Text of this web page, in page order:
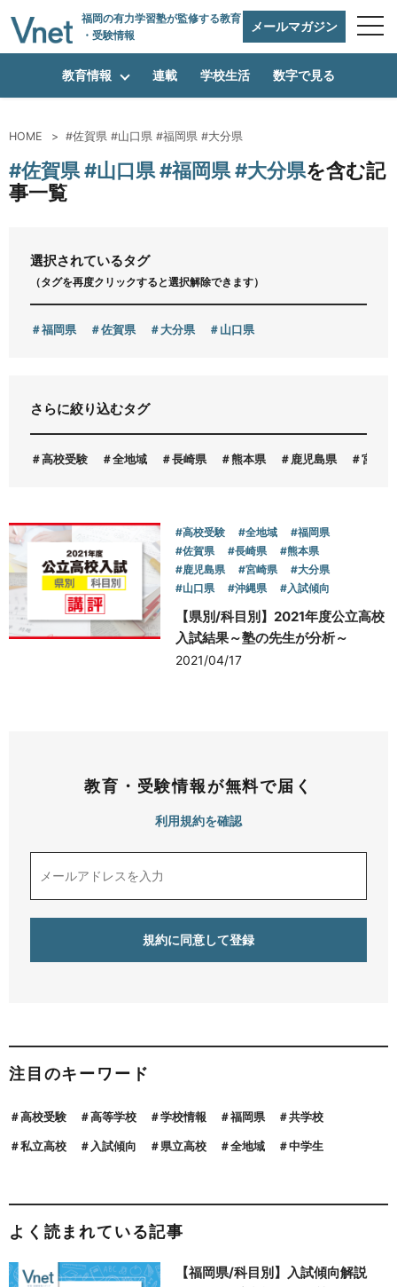
福岡の有力学習塾が監修する教育
・受験情報
メールマガジン
編集方針
運営会社
教育情報 連載 学校生活 数字で見る
HOME #佐賀県 #山口県 #福岡県 #大分県
#佐賀県 #山口県 #福岡県 #大分県を含む記
事一覧
選択されているタグ
（タグを再度クリックすると選択解除できます）
福岡県 佐賀県 大分県 山口県
さらに絞り込むタグ
高校受験 全地域 長崎県 熊本県 鹿児島県 宮崎県
#高校受験 #全地域
#福岡県
#佐賀県
#長崎県
#熊本県
#鹿児島県
#宮崎県
#大分県
#山口県
#沖縄県 #入試傾向
【県別/科目別】2021年度公立高校
入試結果～塾の先生が分析～
2021/04/17
教育・受験情報が無料で届く
利用規約を確認
注目のキーワード
高校受験 高等学校 学校情報 福岡県 共学校
私立高校 入試傾向 県立高校 全地域 中学生
よく読まれている記事
【福岡県/科目別】入試傾向解説